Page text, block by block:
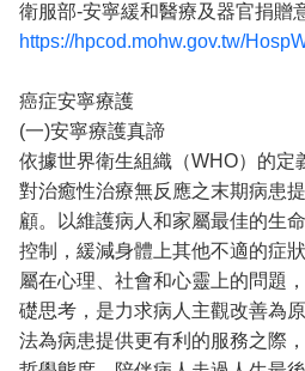
衛服部-安寧緩和醫療及器官捐贈
https://hpcod.mohw.gov.tw/
癌症安寧療護
(一)安寧療護真諦
依據世界衛生組織（WHO）的定
對治癒性治療無反應之末期病患
顧。以維護病人和家屬最佳的生
控制，緩減身體上其他不適的症
屬在心理、社會和心靈上的問題
礎思考，是力求病人主觀改善為
法為病患提供更有利的服務之際